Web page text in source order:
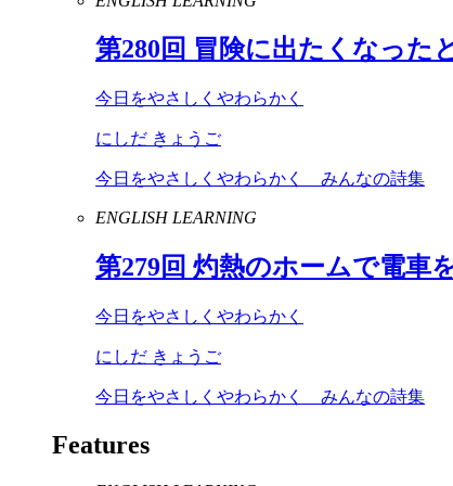
第280回 冒険に出たくなった
今日をやさしくやわらかく
にしだ きょうご
今日をやさしくやわらかく みんなの詩集
ENGLISH LEARNING
第279回 灼熱のホームで電車
今日をやさしくやわらかく
にしだ きょうご
今日をやさしくやわらかく みんなの詩集
Features